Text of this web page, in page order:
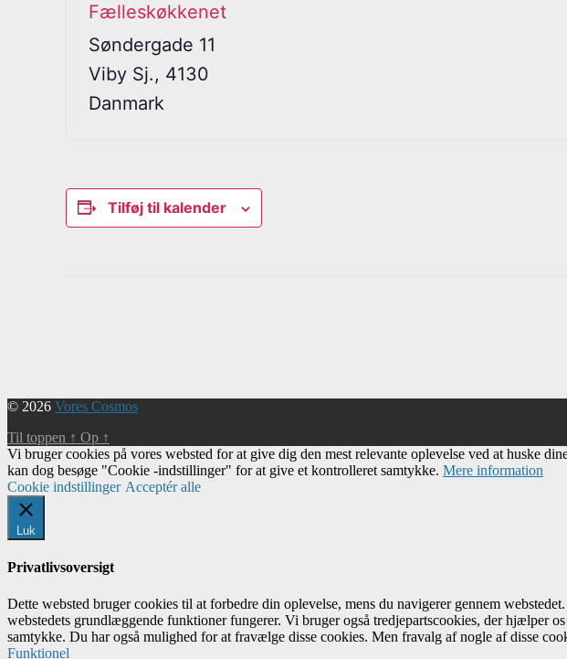
Fælleskøkkenet
Søndergade 11
Viby Sj., 4130
Danmark
Tilføj til kalender
© 2026 Vores Cosmos
Til toppen ↑ Op ↑
Vi bruger cookies på vores websted for at give dig den mest relevante oplevelse ved at huske
kan dog besøge "Cookie -indstillinger" for at give et kontrolleret samtykke. Mere information
Cookie indstillinger Acceptér alle
Luk
Privatlivsoversigt
Dette websted bruger cookies til at forbedre din oplevelse, mens du navigerer gennem
webstedets grundlæggende funktioner fungerer. Vi bruger også tredjepartscookies, der hjælper
samtykke. Du har også mulighed for at fravælge disse cookies. Men fravalg af nogle af disse
Funktionel